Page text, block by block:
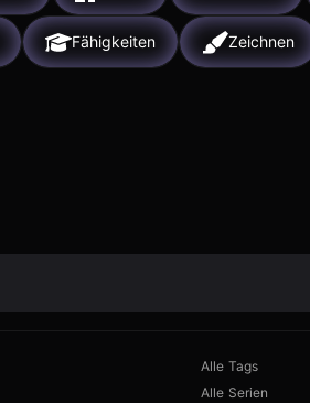
Fähigkeiten Zeichnen
Alle Tags
Alle Serien